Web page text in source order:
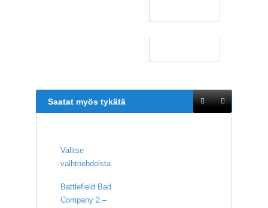
Saatat myös tykätä
Valitse
vaihtoehdoista
Battlefield Bad
Company 2 –